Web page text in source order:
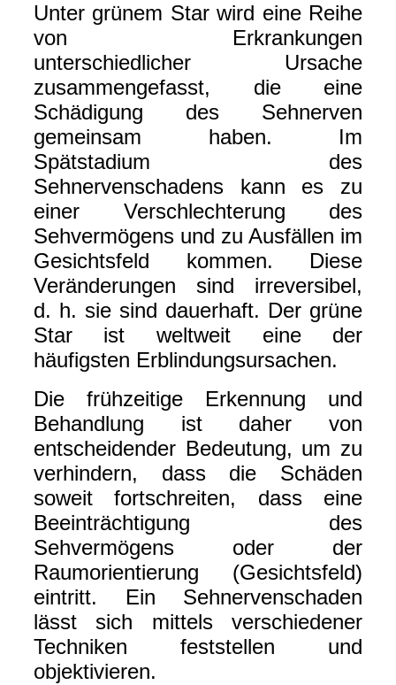
Unter grünem Star wird eine Reihe
von Erkrankungen
unterschiedlicher Ursache
zusammengefasst, die eine
Schädigung des Sehnerven
gemeinsam haben. Im
Spätstadium des
Sehnervenschadens kann es zu
einer Verschlechterung des
Sehvermögens und zu Ausfällen im
Gesichtsfeld kommen. Diese
Veränderungen sind irreversibel,
d. h. sie sind dauerhaft. Der grüne
Star ist weltweit eine der
häufigsten Erblindungsursachen.
Die frühzeitige Erkennung und
Behandlung ist daher von
entscheidender Bedeutung, um zu
verhindern, dass die Schäden
soweit fortschreiten, dass eine
Beeinträchtigung des
Sehvermögens oder der
Raumorientierung (Gesichtsfeld)
eintritt. Ein Sehnervenschaden
lässt sich mittels verschiedener
Techniken feststellen und
objektivieren.